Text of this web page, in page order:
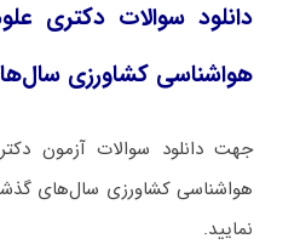
دانلود سوالات دکتری
هواشناسی کشاورزی
جهت دانلود سوالات آزمون
هواشناسی کشاورزی سال‌های
نمایید.